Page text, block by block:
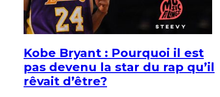
Kobe Bryant : Pourquoi il est
pas devenu la star du rap qu’il
rêvait d’être?